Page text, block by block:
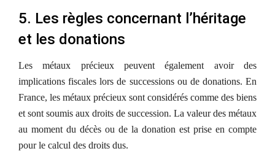
5. Les règles concernant l’héritage
et les donations
Les métaux précieux peuvent également avoir des
implications fiscales lors de successions ou de donations. En
France, les métaux précieux sont considérés comme des biens
et sont soumis aux droits de succession. La valeur des métaux
au moment du décès ou de la donation est prise en compte
pour le calcul des droits dus.